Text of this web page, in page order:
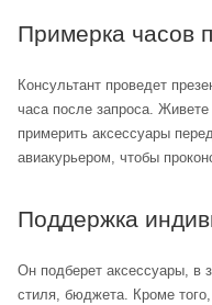
Примерка часов
Консультант проведет
часа после запроса.
примерить аксессуары
авиакурьером, чтобы
Поддержка
Он подберет аксессуары, в
стиля, бюджета. Кроме